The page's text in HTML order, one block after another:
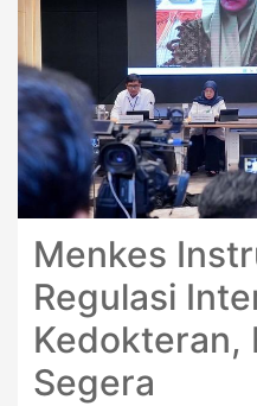
Menkes
Regulasi
Kedokteran,
Segera